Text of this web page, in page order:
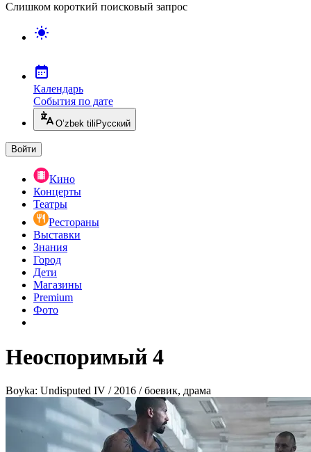
Слишком короткий поисковый запрос
Календарь
События по дате
O’zbek tili Русский
Войти
Кино
Концерты
Театры
Рестораны
Выставки
Знания
Город
Дети
Магазины
Premium
Фото
Неоспоримый 4
Boyka: Undisputed IV / 2016 / боевик, драма